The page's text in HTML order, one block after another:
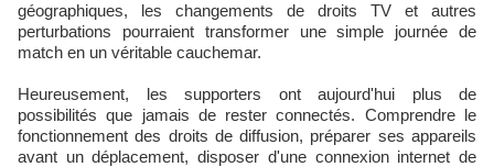
géographiques, les changements de droits TV et autres
perturbations pourraient transformer une simple journée de
match en un véritable cauchemar.
Heureusement, les supporters ont aujourd'hui plus de
possibilités que jamais de rester connectés. Comprendre le
fonctionnement des droits de diffusion, préparer ses appareils
avant un déplacement, disposer d'une connexion internet de